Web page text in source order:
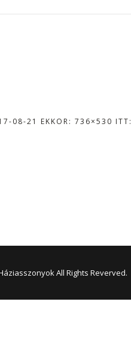
08-21 EKKOR: 736×530 ITT:
All Rights Reverved.